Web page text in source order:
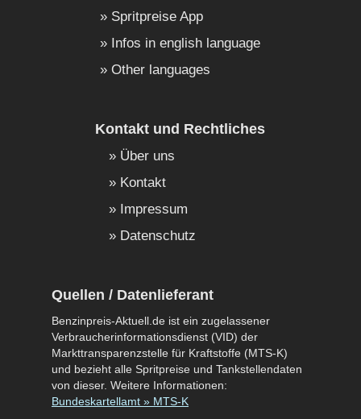
Spritpreise App
Infos in english language
Other languages
Kontakt und Rechtliches
Über uns
Kontakt
Impressum
Datenschutz
Quellen / Datenlieferant
Benzinpreis-Aktuell.de ist ein zugelassener
Verbraucherinformationsdienst (VID) der
Markttransparenzstelle für Kraftstoffe (MTS-K)
und bezieht alle Spritpreise und Tankstellendaten
von dieser. Weitere Informationen:
Bundeskartellamt » MTS-K